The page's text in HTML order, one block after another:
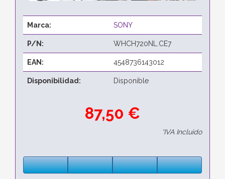
Marca: SONY
P/N: WHCH720NL.CE7
EAN: 4548736143012
Disponibilidad: Disponible
87,50 €
*IVA Incluido